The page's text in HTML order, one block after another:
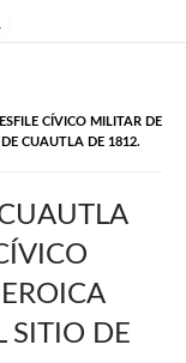
CÍVICO MILITAR DE
CUAUTLA DE 1812.
SITIO DE